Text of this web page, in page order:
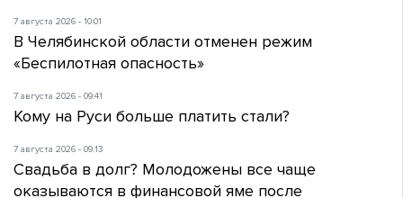
7 августа 2026 - 10:01
В Челябинской области отменен режим
«Беспилотная опасность»
7 августа 2026 - 09:41
Кому на Руси больше платить стали?
7 августа 2026 - 09:13
Свадьба в долг? Молодожены все чаще
оказываются в финансовой яме после